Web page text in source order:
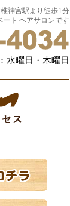
神宮駅より徒歩1分
ト ヘアサロンです
曜日・木曜日